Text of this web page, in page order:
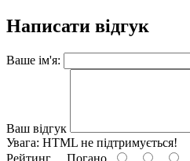
Написати відгук
Ваше ім'я:
Ваш відгук
Увага: HTML не підтримується!
Рейтинг Погано